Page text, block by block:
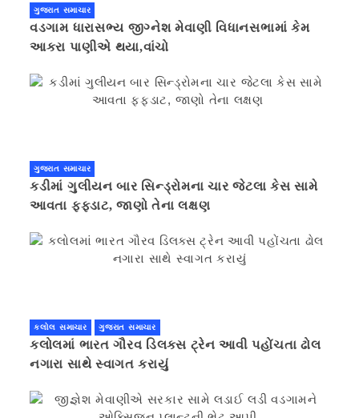
ગુજરાત સમાચાર
વડગામ ધારાસભ્ય જીગ્નેશ મેવાણી વિધાનસભામાં કેમ
આકરા પાણીએ થયા,વાંચો
ગુજરાત સમાચાર
કડીમાં ગુલીયન બાર સિન્ડ્રોમના ચાર જેટલા કેસ સામે
આવતા ફફડાટ, જાણો તેના લક્ષણ
કલોલ સમાચાર ગુજરાત સમાચાર
કલોલમાં ભારત ગૌરવ ડિલક્સ ટ્રેન આવી પહોંચતા ઢોલ
નગારા સાથે સ્વાગત કરાયું